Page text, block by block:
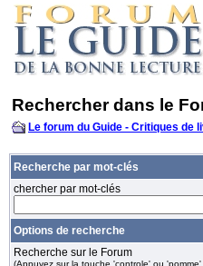
Rechercher dans le
Le forum du Guide - Critiques de
Recherche par mot-clés
chercher par mot-clés
Options de recherche
Recherche sur le Forum
(Appuyez sur la touche 'controle' ou